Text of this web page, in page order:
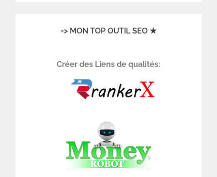
=> MON TOP OUTIL SEO ★
Créer des Liens de qualités: